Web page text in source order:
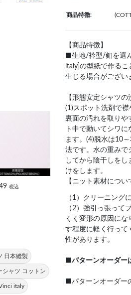
税込
日本縫製
シャツ コットン
italy
商品特徴:
【商品特徴】
■生地/衿型/釦を選
italy]の型紙で作る
生じる場合がござい
【形態安定シャツの
(1)スポット洗剤で
裏面の汚れを取りや
ト中で動いてシワ
ます。(4)脱水は10
法です。水の重みで
してから陰干しを
けをします。
【ニット素材につい
（1）クリーニング
（2）強引っ張って
くく変形の原因に
す程度に軽く行って
性があります。
パターンオーダー
■パターンオーダー